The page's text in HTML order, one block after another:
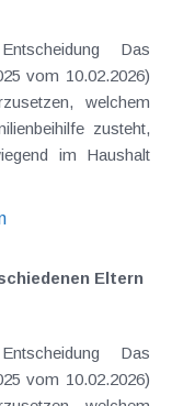
Das
vom 10.02.2026)
welchem
zusteht,
im Haushalt
Eltern
Das
vom 10.02.2026)